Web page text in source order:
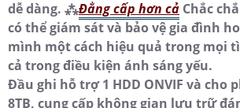
dễ dàng. ⁂Đẳng cấp hơn cả Chắc
có thể giám sát và bảo vệ gia đình
mình một cách hiệu quả trong mọi
cả trong điều kiện ánh sáng yếu.
Đầu ghi hỗ trợ 1 HDD ONVIF và cho
8TB, cung cấp không gian lưu trữ